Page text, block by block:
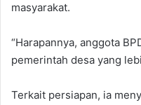
masyarakat. ‎
“Harapannya, anggota
pemerintah desa yang
‎Terkait persiapan, ia